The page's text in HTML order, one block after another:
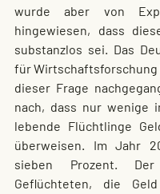
wurde aber von
hingewiesen, dass
substanzlos sei. Das
für Wirtschaftsforschung
dieser Frage
nach, dass nur wenige
lebende Flüchtlinge
überweisen. Im Jahr
sieben Prozent.
Geflüchteten, die